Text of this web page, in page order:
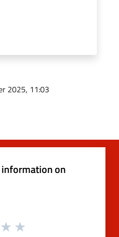
2025, 11:03
on